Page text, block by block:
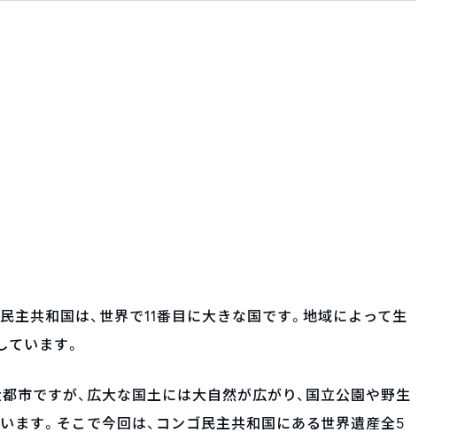
主共和国は、世界で11番目に大きな国です。地域によって生
います。
市ですが、広大な国土には大自然が広がり、国立公園や野生
ます。そこで今回は、コンゴ民主共和国にある世界遺産全5